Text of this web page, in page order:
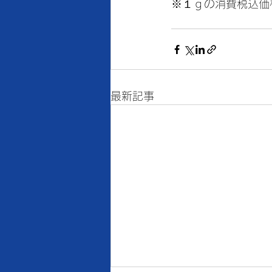
※１ｇの消費税込価
最新記事